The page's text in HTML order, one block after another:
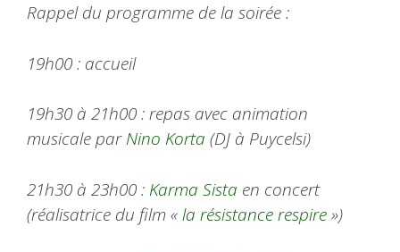
Rappel du programme de la soirée :
19h00 : accueil
19h30 à 21h00 : repas avec animation
musicale parNino Korta (DJ à Puycelsi)
21h30 à 23h00 : Karma Sista en concert
(réalisatrice du film «la résistance respire»)